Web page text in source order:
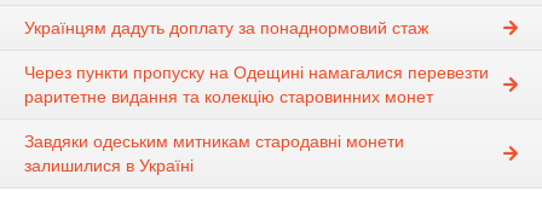
Українцям дадуть доплату за понаднормовий стаж
Через пункти пропуску на Одещині намагалися перевезти
раритетне видання та колекцію старовинних монет
Завдяки одеським митникам стародавні монети
залишилися в Україні